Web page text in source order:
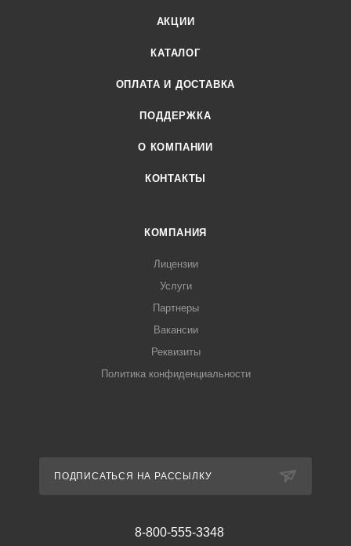
АКЦИИ
КАТАЛОГ
ОПЛАТА И ДОСТАВКА
ПОДДЕРЖКА
О КОМПАНИИ
КОНТАКТЫ
КОМПАНИЯ
Лицензии
Услуги
Партнеры
Вакансии
Реквизиты
Политика конфиденциальности
ПОДПИСАТЬСЯ НА РАССЫЛКУ
8-800-555-3348